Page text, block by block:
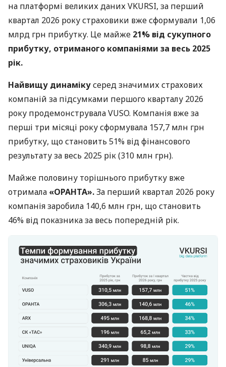
на платформі великих даних VKURSI, за перший
квартал 2026 року страховики вже сформували 1,06
млрд грн прибутку. Це майже 21% від сукупного
прибутку, отриманого компаніями за весь 2025
рік.
Найвищу динамікусеред значимих страхових
компаній за підсумками першого кварталу 2026
року продемонструвала VUSO. Компанія вже за
перші три місяці року сформувала 157,7 млн грн
прибутку, що становить 51% від фінансового
результату за весь 2025 рік (310 млн грн).
Майже половину торішнього прибутку вже
отримала «ОРАНТА».За перший квартал 2026 року
компанія заробила 140,6 млн грн, що становить
46% від показника за весь попередній рік.